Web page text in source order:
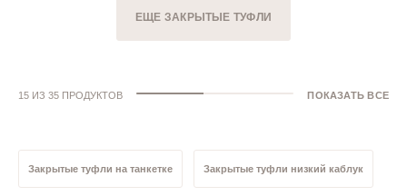
ЕЩЕ ЗАКРЫТЫЕ ТУФЛИ
15 ИЗ 35 ПРОДУКТОВ ПОКАЗАТЬ ВСЕ
Закрытые туфли на танкетке Закрытые туфли низкий каблук